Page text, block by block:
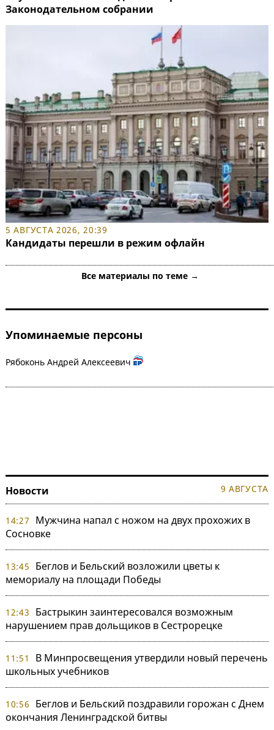
Законодательном собрании
5 АВГУСТА 2026, 20:39
Кандидаты перешли в режим офлайн
Все материалы по теме →
Упоминаемые персоны
Рябоконь Андрей Алексеевич
Новости 9 АВГУСТА
14:27
Мужчина напал с ножом на двух прохожих в
Сосновке
13:45
Беглов и Бельский возложили цветы к
мемориалу на площади Победы
12:43
Бастрыкин заинтересовался возможным
нарушением прав дольщиков в Сестрорецке
11:51
В Минпросвещения утвердили новый перечень
школьных учебников
10:56
Беглов и Бельский поздравили горожан с Днем
окончания Ленинградской битвы